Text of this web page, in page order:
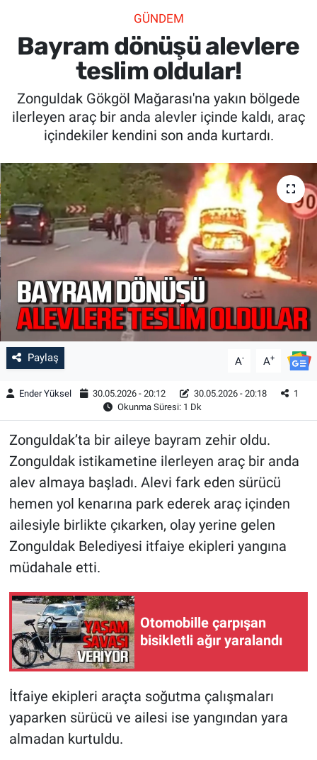
GÜNDEM
Bayram dönüşü alevlere
teslim oldular!
Zonguldak Gökgöl Mağarası'na yakın bölgede
ilerleyen araç bir anda alevler içinde kaldı, araç
içindekiler kendini son anda kurtardı.
Paylaş A- A+
Ender Yüksel 30.05.2026 - 20:12 30.05.2026 - 20:18
1
Okunma Süresi: 1 Dk
Zonguldak’ta bir aileye bayram zehir oldu.
Zonguldak istikametine ilerleyen araç bir anda
alev almaya başladı. Alevi fark eden sürücü
hemen yol kenarına park ederek araç içinden
ailesiyle birlikte çıkarken, olay yerine gelen
Zonguldak Belediyesi itfaiye ekipleri yangına
müdahale etti.
Otomobille çarpışan
bisikletli ağır yaralandı
İtfaiye ekipleri araçta soğutma çalışmaları
yaparken sürücü ve ailesi ise yangından yara
almadan kurtuldu.
SPOR
SAĞLIK